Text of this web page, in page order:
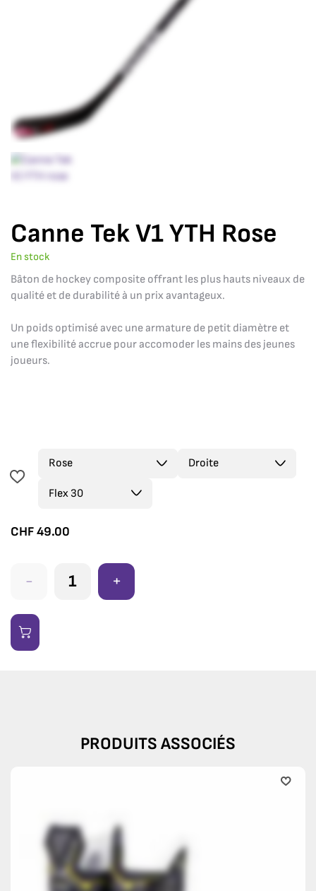
Canne Tek V1 YTH Rose
En stock
Bâton de hockey composite offrant les plus hauts niveaux de
qualité et de durabilité à un prix avantageux.
Un poids optimisé avec une armature de petit diamètre et
une flexibilité accrue pour accomoder les mains des jeunes
joueurs.
CHF49.00
- +
PRODUITS ASSOCIÉS